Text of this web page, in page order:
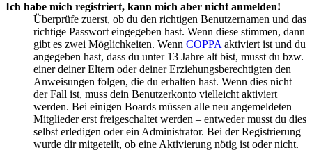
Ich habe mich registriert, kann mich aber nicht anmelden!
Überprüfe zuerst, ob du den richtigen Benutzernamen und das
richtige Passwort eingegeben hast. Wenn diese stimmen, dann
gibt es zwei Möglichkeiten. Wenn COPPA aktiviert ist und du
angegeben hast, dass du unter 13 Jahre alt bist, musst du bzw.
einer deiner Eltern oder deiner Erziehungsberechtigten den
Anweisungen folgen, die du erhalten hast. Wenn dies nicht
der Fall ist, muss dein Benutzerkonto vielleicht aktiviert
werden. Bei einigen Boards müssen alle neu angemeldeten
Mitglieder erst freigeschaltet werden – entweder musst du dies
selbst erledigen oder ein Administrator. Bei der Registrierung
wurde dir mitgeteilt, ob eine Aktivierung nötig ist oder nicht.